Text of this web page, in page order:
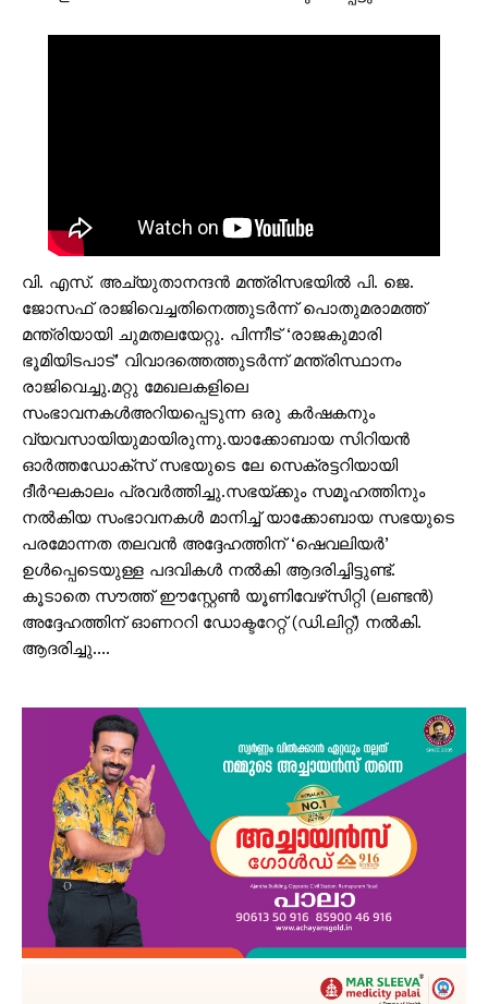
വി. എസ്. അച്യുതാനന്ദൻ മന്ത്രിസഭയിൽ പി. ജെ.
ജോസഫ് രാജിവെച്ചതിനെത്തുടർന്ന് പൊതുമരാമത്ത്
മന്ത്രിയായി ചുമതലയേറ്റു. പിന്നീട് ‘രാജകുമാരി
ഭൂമിയിടപാട്’ വിവാദത്തെത്തുടർന്ന് മന്ത്രിസ്ഥാനം
രാജിവെച്ചു.മറ്റു മേഖലകളിലെ
സംഭാവനകൾഅറിയപ്പെടുന്ന ഒരു കർഷകനും
വ്യവസായിയുമായിരുന്നു.യാക്കോബായ സിറിയൻ
ഓർത്തഡോക്സ് സഭയുടെ ലേ സെക്രട്ടറിയായി
ദീർഘകാലം പ്രവർത്തിച്ചു.സഭയ്ക്കും സമൂഹത്തിനും
നൽകിയ സംഭാവനകൾ മാനിച്ച് യാക്കോബായ സഭയുടെ
പരമോന്നത തലവൻ അദ്ദേഹത്തിന് ‘ഷെവലിയർ’
ഉൾപ്പെടെയുള്ള പദവികൾ നൽകി ആദരിച്ചിട്ടുണ്ട്.
കൂടാതെ സൗത്ത് ഈസ്റ്റേൺ യൂണിവേഴ്‌സിറ്റി (ലണ്ടൻ)
അദ്ദേഹത്തിന് ഓണററി ഡോക്ടറേറ്റ് (ഡി.ലിറ്റ്) നൽകി.
ആദരിച്ചു….